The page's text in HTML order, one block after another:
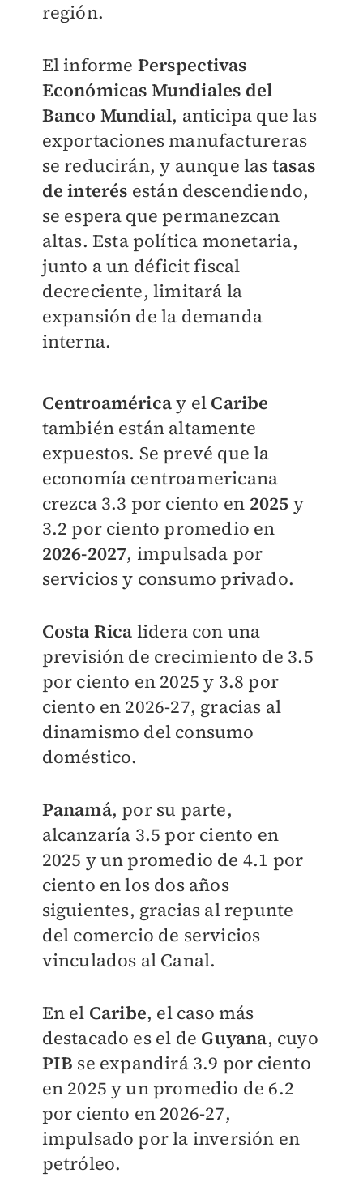
región.
El informe Perspectivas
Económicas Mundiales del
Banco Mundial, anticipa que las
exportaciones manufactureras
se reducirán, y aunque las tasas
de interés están descendiendo,
se espera que permanezcan
altas. Esta política monetaria,
junto a un déficit fiscal
decreciente, limitará la
expansión de la demanda
interna.
Centroaméricay el Caribe
también están altamente
expuestos. Se prevé que la
economía centroamericana
crezca 3.3 por ciento en 2025 y
3.2 por ciento promedio en
2026-2027, impulsada por
servicios y consumo privado.
Costa Rica lidera con una
previsión de crecimiento de 3.5
por ciento en 2025 y 3.8 por
ciento en 2026-27, gracias al
dinamismo del consumo
doméstico.
Panamá, por su parte,
alcanzaría 3.5 por ciento en
2025 y un promedio de 4.1 por
ciento en los dos años
siguientes, gracias al repunte
del comercio de servicios
vinculados al Canal.
En el Caribe, el caso más
destacado es el de Guyana, cuyo
PIB se expandirá 3.9 por ciento
en 2025 y un promedio de 6.2
por ciento en 2026-27,
impulsado por la inversión en
petróleo.